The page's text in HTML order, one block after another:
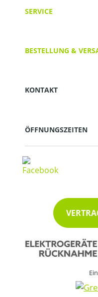
SERVICE
BESTELLUNG &
KONTAKT
ÖFFNUNGSZEITEN